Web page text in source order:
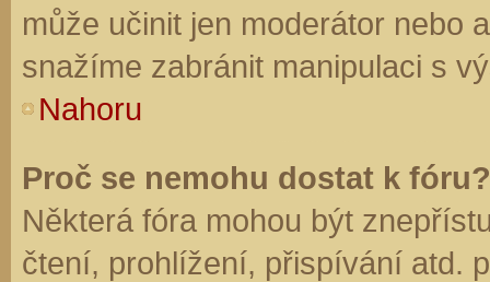
může učinit jen moderátor nebo
snažíme zabránit manipulaci s
Nahoru
Proč se nemohu dostat k fóru?
Některá fóra mohou být
čtení, prohlížení, přispívání atd.